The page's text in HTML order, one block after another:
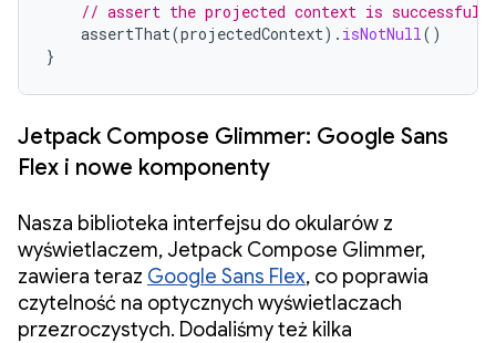
// assert the projected context is
assertThat(projectedContext). isNotNull()
}
Jetpack Compose Glimmer: Google Sans
Flex i nowe komponenty
Nasza biblioteka interfejsu do okularów z
wyświetlaczem, Jetpack Compose Glimmer,
zawiera teraz Google Sans Flex, co poprawia
czytelność na optycznych wyświetlaczach
przezroczystych. Dodaliśmy też kilka